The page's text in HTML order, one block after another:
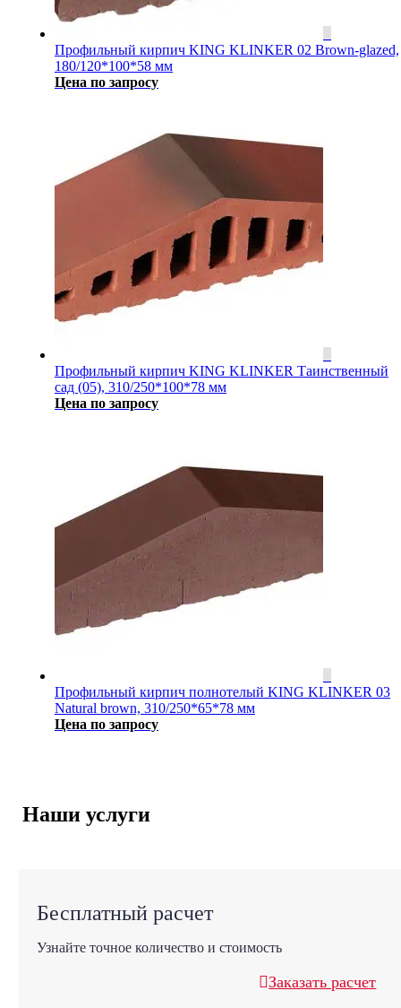
Профильный кирпич KING KLINKER 02 Brown-glazed,
180/120*100*58 мм
Цена по запросу
Профильный кирпич KING KLINKER Таинственный
сад (05), 310/250*100*78 мм
Цена по запросу
Профильный кирпич полнотелый KING KLINKER 03
Natural brown, 310/250*65*78 мм
Цена по запросу
Наши услуги
Бесплатный расчет
Узнайте точное количество и стоимость
Заказать расчет